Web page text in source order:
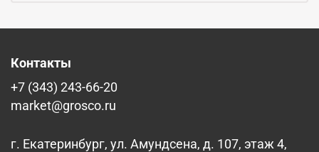
Контакты
+7 (343) 243-66-20
market@grosco.ru
г. Екатеринбург, ул. Амундсена, д. 107, этаж 4,